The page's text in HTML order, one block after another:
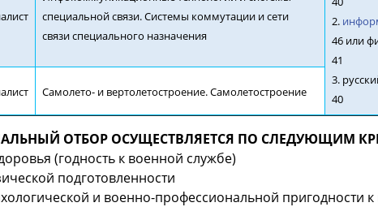
специальной связи. Системы коммутации и сети
связи специального назначения
2.
46 или
41
3.
40
Самолето- и вертолетостроение. Самолетостроение
ОТБОР ОСУЩЕСТВЛЯЕТСЯ ПО СЛЕДУЮЩИМ
(годность к военной службе)
подготовленности
и военно-профессиональной пригодности